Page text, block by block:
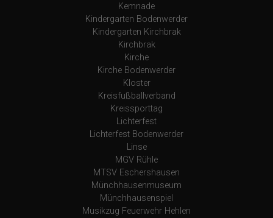
Kemnade
Kindergarten Bodenwerder
Kindergarten Kirchbrak
Kirchbrak
Kirche
Kirche Bodenwerder
Kloster
Kreisfußballverband
Kreissporttag
Lichterfest
Lichterfest Bodenwerder
Linse
MGV Rühle
MTSV Eschershausen
Münchhausenmuseum
Münchhausenspiel
Musikzug Feuerwehr Hehlen